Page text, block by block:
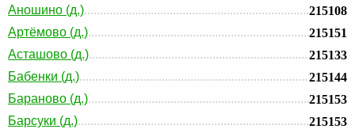
Аношино (д.)
215108
Артёмово (д.)
215151
Асташово (д.)
215133
Бабенки (д.)
215144
Бараново (д.)
215153
Барсуки (д.)
215153